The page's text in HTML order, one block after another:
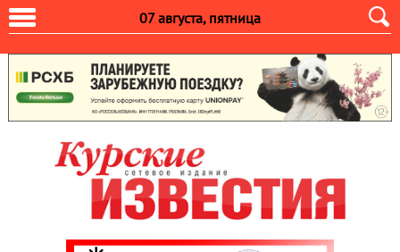
07 августа, пятница